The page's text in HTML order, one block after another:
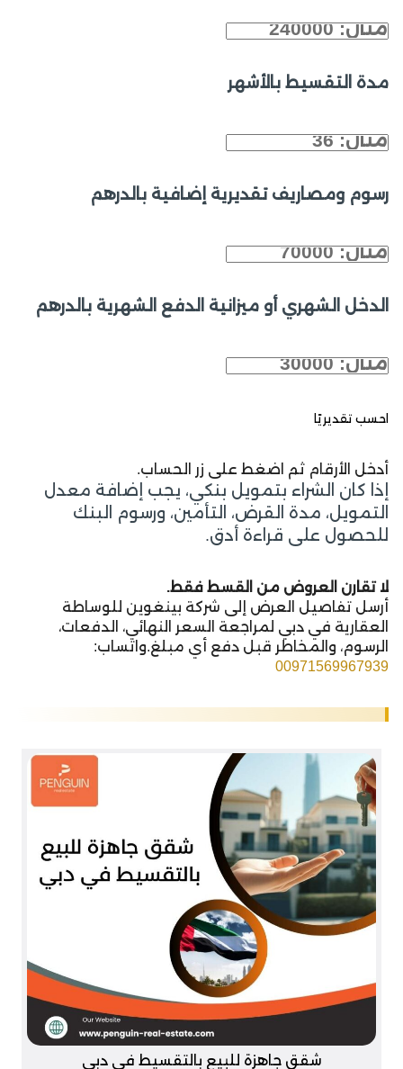
مدة التقسيط بالأشهر
رسوم ومصاريف تقديرية إضافية بالدرهم
الدخل الشهري أو ميزانية الدفع الشهرية بالدرهم
احسب تقديريًا
أدخل الأرقام ثم اضغط على زر الحساب.
إذا كان الشراء بتمويل بنكي، يجب إضافة معدل
التمويل، مدة القرض، التأمين، ورسوم البنك
للحصول على قراءة أدق.
لا تقارن العروض من القسط فقط.
أرسل تفاصيل العرض إلى شركة بينغوين للوساطة
العقارية في دبي لمراجعة السعر النهائي، الدفعات،
الرسوم، والمخاطر قبل دفع أي مبلغ.واتساب:
00971569967939
شقق جاهزة للبيع بالتقسيط في دبي